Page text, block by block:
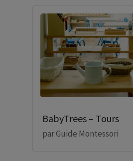
BabyTrees – Tours
parGuide Montessori